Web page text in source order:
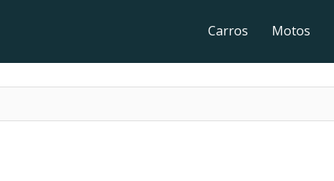
Carros Motos